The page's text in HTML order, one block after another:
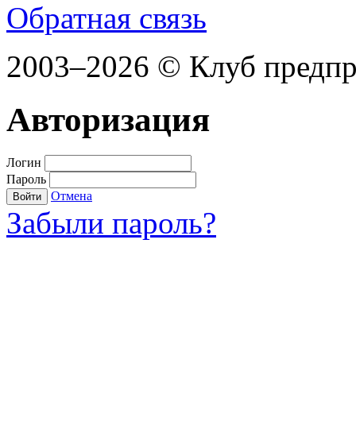
Обратная связь
2003–2026 © Клуб
Авторизация
Логин
Пароль
Войти Отмена
Забыли пароль?